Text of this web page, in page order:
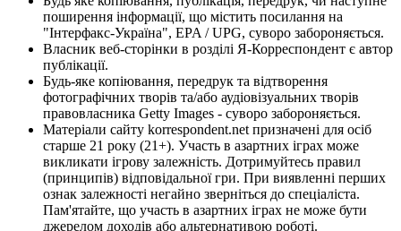
поширення інформації, що містить посилання на
"Інтерфакс-Україна", EPA / UPG, суворо забороняється.
Власник веб-сторінки в розділі Я-Корреспондент є автор
публікації.
Будь-яке копіювання, передрук та відтворення
фотографічних творів та/або аудіовізуальних творів
правовласника Getty Images - суворо забороняється.
Матеріали сайту korrespondent.net призначені для осіб
старше 21 року (21+). Участь в азартних іграх може
викликати ігрову залежність. Дотримуйтесь правил
(принципів) відповідальної гри. При виявленні перших
ознак залежності негайно зверніться до спеціаліста.
Пам'ятайте, що участь в азартних іграх не може бути
джерелом доходів або альтернативою роботі.